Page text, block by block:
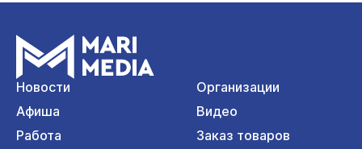
Новости
Организации
Афиша
Видео
Работа
Заказ товаров